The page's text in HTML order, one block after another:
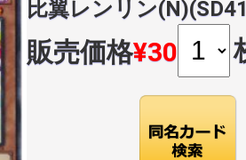
比翼レンリン
販売価格¥30